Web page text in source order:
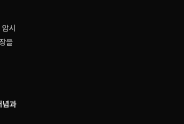
시
을
념과